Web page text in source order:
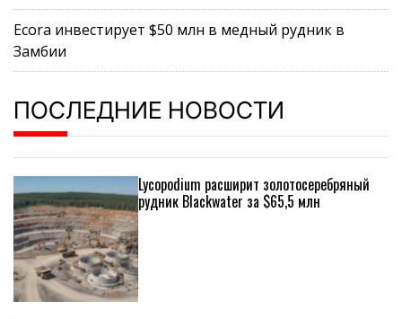
Ecora инвестирует $50 млн в медный рудник в
Замбии
ПОСЛЕДНИЕ НОВОСТИ
Lycopodium расширит золотосеребряный
рудник Blackwater за $65,5 млн